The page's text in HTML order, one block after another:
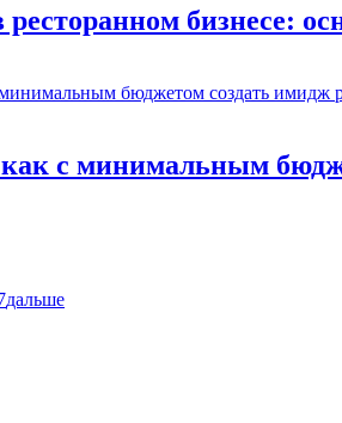
бизнесе:
с минимальным
дальше